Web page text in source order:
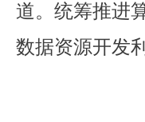
道。统筹推进
数据资源开发